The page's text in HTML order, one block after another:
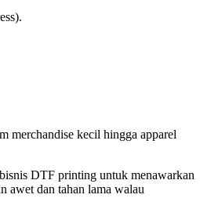
merchandise kecil hingga apparel
DTF printing untuk menawarkan
awet dan tahan lama walau